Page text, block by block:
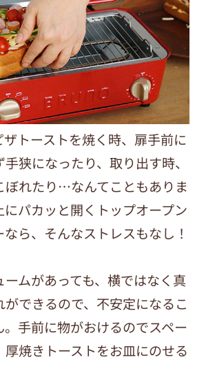
ザトーストを焼く時、扉手前に
狭になったり、取り出す時、
ぼれたり…なんてこともありま
パカッと開くトップオープン
ら、そんなストレスもなし！
ムがあっても、横ではなく真
できるので、不安定になるこ
。手前に物がおけるのでスペー
厚焼きトーストをお皿にのせる